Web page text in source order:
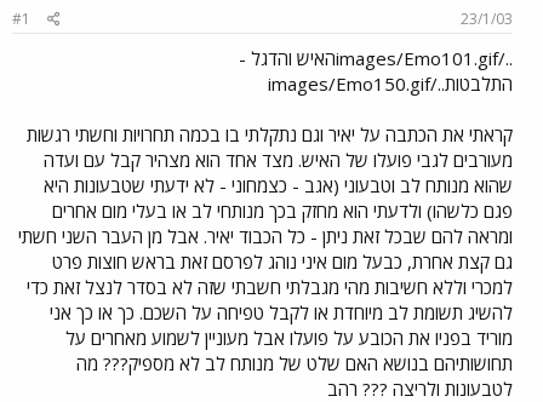
ש
ר
ך
23/1/03
#1
../images/Emo101.gifהאיש והדגל -
התלבטות../images/Emo150.gif
קראתי את הכתבה על יאיר וגם נתקלתי בו בכמה תחרויות וחשתי רגשות
מעורבים לגבי פועלו של האיש. מצד אחד הוא מצהיר קבל עם ועדה
שהוא מנותח לב וטבעוני (אגב - כצמחוני - לא ידעתי שטבעונות היא
פגם כלשהו) ולדעתי הוא מחזק בכך מנותחי לב או בעלי מום אחרים
ומראה להם שבכל זאת ניתן - כל הכבוד יאיר. אבל מן העבר השני חשתי
גם קצת אחרת, כבעל מום איני נוהג לפרסם זאת בראש חוצות פרט
למכרי וללא חשיבות מהי מגבלתי חשבתי שזה לא בסדר לנצל זאת כדי
להשיג תשומת לב מיוחדת או לקבל טפיחה על השכם. כך או כך אני
מוריד בפניו את הכובע על פועלו אבל מעוניין לשמוע מאחרים על
תחושותיהם בנושא האם שלט של מנותח לב לא מספיק??? מה
לטבעונות ולריצה ??? רהב